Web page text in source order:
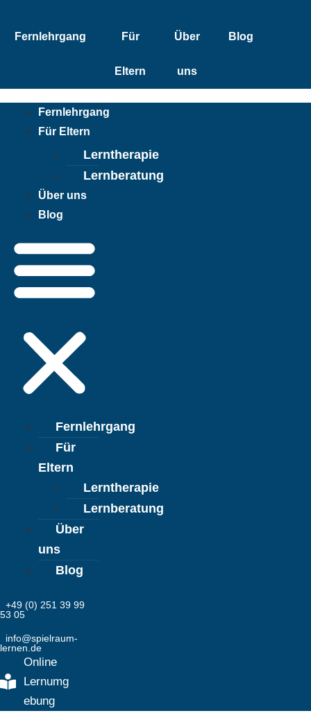
Fernlehrgang Für
Eltern
Über
uns
Blog
Fernlehrgang
Für Eltern
Lerntherapie
Lernberatung
Über uns
Blog
Fernlehrgang
Für
Eltern
Lerntherapie
Lernberatung
Über
uns
Blog
+49 (0) 251 39 99
53 05
info@spielraum-
lernen.de
Online
Lernumg
ebung